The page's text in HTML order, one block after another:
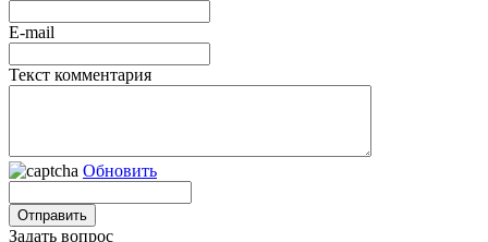
E-mail
Текст комментария
Обновить
Задать вопрос